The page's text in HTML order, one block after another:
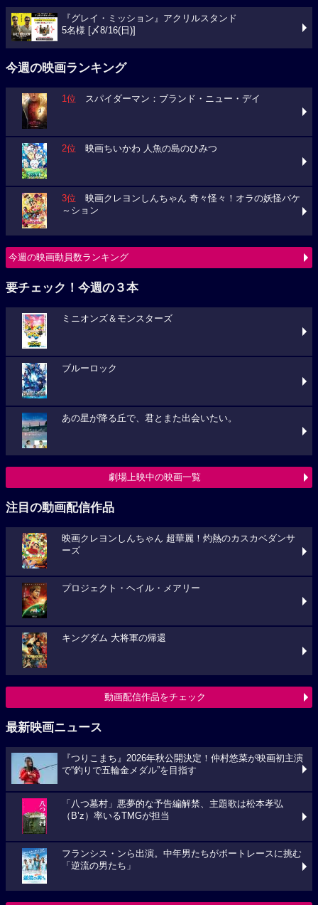
『グレイ・ミッション』アクリルスタンド
5名様 [〆8/16(日)]
今週の映画ランキング
1位 スパイダーマン：ブランド・ニュー・デイ
2位 映画ちいかわ 人魚の島のひみつ
3位 映画クレヨンしんちゃん 奇々怪々！オラの妖怪バケ
～ション
今週の映画動員数ランキング
要チェック！今週の３本
ミニオンズ＆モンスターズ
ブルーロック
あの星が降る丘で、君とまた出会いたい。
劇場上映中の映画一覧
注目の動画配信作品
映画クレヨンしんちゃん 超華麗！灼熱のカスカベダンサ
ーズ
プロジェクト・ヘイル・メアリー
キングダム 大将軍の帰還
動画配信作品をチェック
最新映画ニュース
『つりこまち』2026年秋公開決定！仲村悠菜が映画初主演
で“釣りで五輪金メダル”を目指す
「八つ墓村」悪夢的な予告編解禁、主題歌は松本孝弘
（B’z）率いるTMGが担当
フランシス・ンら出演。中年男たちがボートレースに挑む
「逆流の男たち」